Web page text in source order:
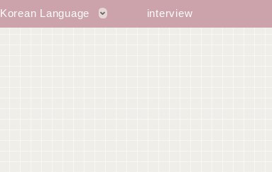
Korean Language interview